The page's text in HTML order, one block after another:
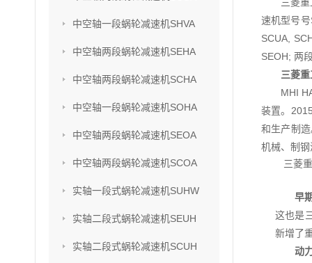
中空轴一段蜗轮减速机SHVA
中空轴两段蜗轮减速机SEHA
中空轴两段蜗轮减速机SCHA
中空轴一段蜗轮减速机SOHA
中空轴两段蜗轮减速机SEOA
中空轴两段蜗轮减速机SCOA
实轴一段式蜗轮减速机SUHW
实轴二段式蜗轮减速机SEUH
实轴二段式蜗轮减速机SCUH
速机型号
SCUA,
SEOH; 两
三菱
MHI
装置。
和生产制
机械、制
三菱
早
这也是
新增了
动